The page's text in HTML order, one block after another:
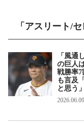
「アスリート/
「風通
の巨人
戦勝率
も言及
と思う」
2026.06.09